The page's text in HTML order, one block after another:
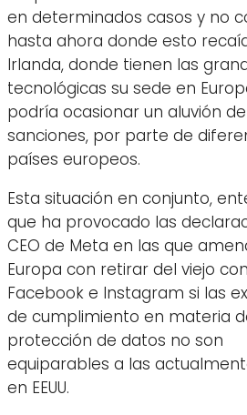
en determinados casos y no
hasta ahora donde esto
Irlanda, donde tienen las
tecnológicas su sede en
podría ocasionar un aluvión de
sanciones, por parte de
países europeos.
Esta situación en conjunto,
que ha provocado las
CEO de Meta en las que
Europa con retirar del viejo
Facebook e Instagram si las
de cumplimiento en materia
protección de datos no son
equiparables a las
en EEUU.